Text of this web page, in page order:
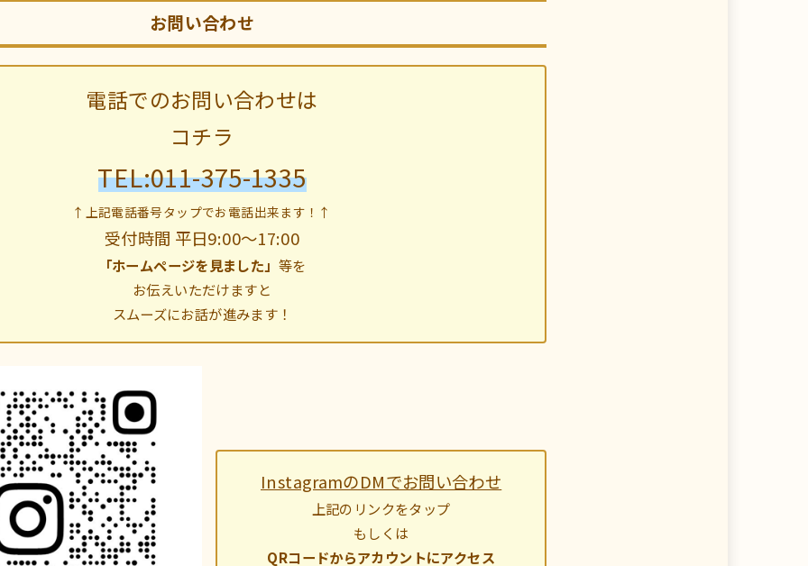
お問い合わせ
電話でのお問い合わせは
コチラ
TEL:011-375-1335
↑上記電話番号タップでお電話出来ます！↑
受付時間 平日9:00～17:00
「ホームページを見ました」 等を
お伝えいただけますと
スムーズにお話が進みます！
InstagramのDMでお問い合わせ
上記のリンクをタップ
もしくは
QRコードからアカウントにアクセス